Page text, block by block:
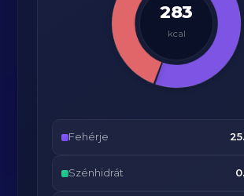
283
kcal
Fehérje
Szénhidrát